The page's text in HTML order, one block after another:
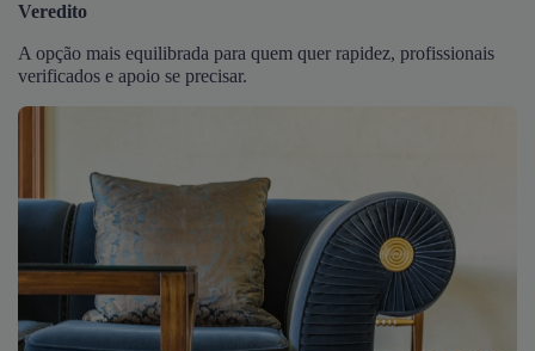
Veredito
A opção mais equilibrada para quem quer rapidez, profissionais
verificados e apoio se precisar.